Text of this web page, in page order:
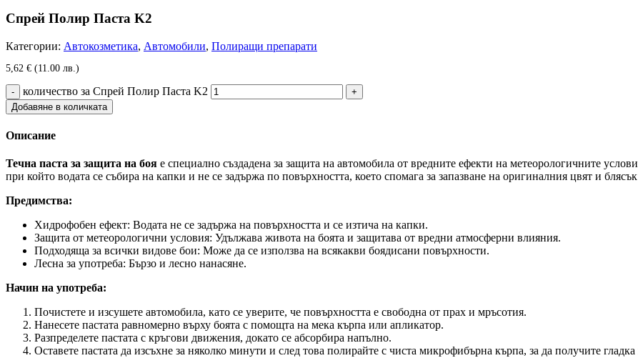
Спрей Полир Паста K2
Категории: Автокозметика, Автомобили, Полиращи препарати
5,62 € (11.00 лв.)
количество за Спрей Полир Паста K2
Добавяне в количката
Описание
Течна паста за защита на боя е специално създадена за защита на автомобила от вредните ефекти на метеорологичните
при който водата се събира на капки и не се задържа по повърхността, което спомага за запазване на оригиналния цвят и
Предимства:
Хидрофобен ефект: Водата не се задържа на повърхността и се изтича на капки.
Защита от метеорологични условия: Удължава живота на боята и защитава от вредни атмосферни влияния.
Подходяща за всички видове бои: Може да се използва на всякакви боядисани повърхности.
Лесна за употреба: Бързо и лесно нанасяне.
Начин на употреба:
Почистете и изсушете автомобила, като се уверите, че повърхността е свободна от прах и мръсотия.
Нанесете пастата равномерно върху боята с помощта на мека кърпа или апликатор.
Разпределете пастата с кръгови движения, докато се абсорбира напълно.
Оставете пастата да изсъхне за няколко минути и след това полирайте с чиста микрофибърна кърпа, за да получите